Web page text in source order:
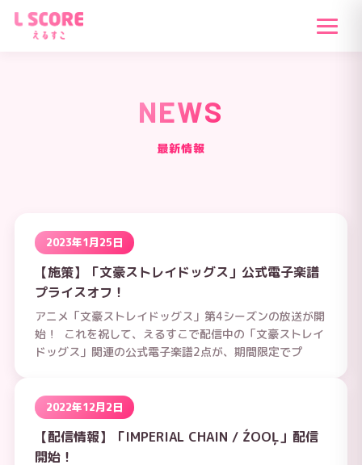
NEWS
最新情報
2023年1月25日
【施策】「文豪ストレイドッグス」公式電子楽譜
プライスオフ！
アニメ「文豪ストレイドッグス」第4シーズンの放送が開
始！ これを祝して、えるすこで配信中の「文豪ストレイ
ドッグス」関連の公式電子楽譜2点が、期間限定でプ
2022年12月2日
【配信情報】「IMPERIAL CHAIN / ŹOOĻ」配信
開始！